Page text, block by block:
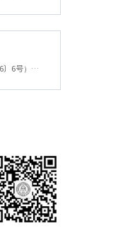
各学院（研究院）：根据浙江省研究生教育学会《关于开展2025年浙江省研究生优秀学位论文和实践成果评选工作的通知》（浙研教字第〔2026〕6号）要求，为做好2025年浙江省研究生优秀学位论文推荐工作，现将有关事项通知如下：一、评选范围（一）优秀博士学位论文评选范围为在2024年9月1日至2025年8月31日期间获得博士学位者的学位论文。其中：涉密或暂缓公开的博士学位论文不参加评选；攻读博士学位期间已经具有副高及以上专业技...